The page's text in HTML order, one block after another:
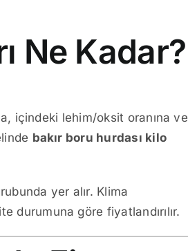
Ne Kadar?
içindeki lehim/oksit oranına ve
bakır boru hurdası kilo
yer alır. Klima
durumuna göre fiyatlandırılır.